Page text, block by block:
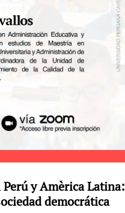
y Amèrica Latina:
democrática